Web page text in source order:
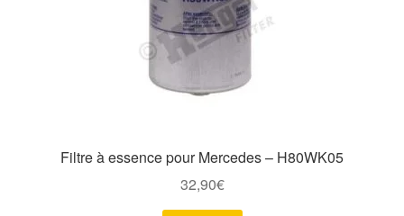
Filtre à essence pour Mercedes – H80WK05
32,90€